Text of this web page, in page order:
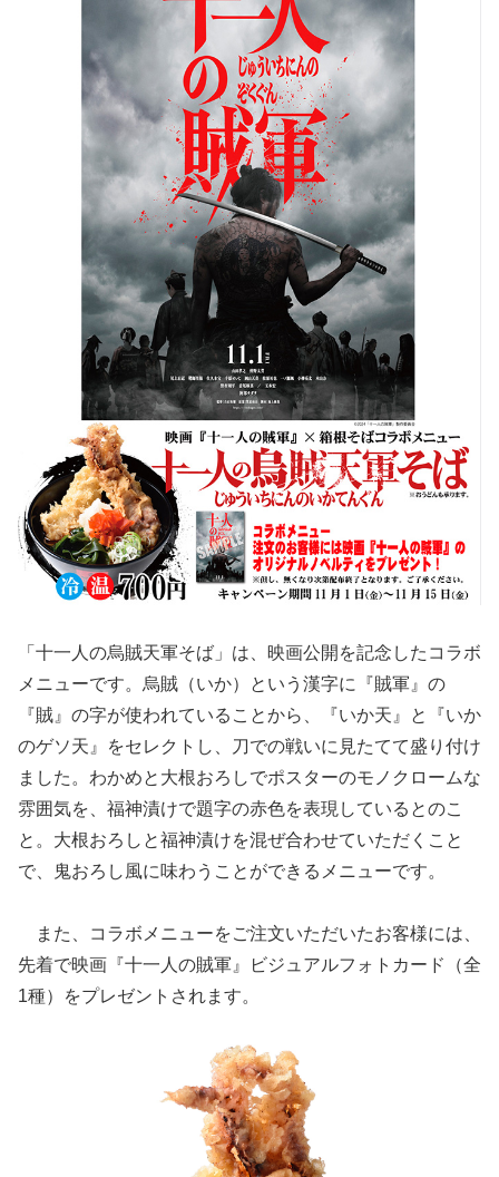
「十一人の烏賊天軍そば」は、映画公開を記念したコラボ
メニューです。烏賊（いか）という漢字に『賊軍』の
『賊』の字が使われていることから、『いか天』と『いか
のゲソ天』をセレクトし、刀での戦いに見たてて盛り付け
ました。わかめと大根おろしでポスターのモノクロームな
雰囲気を、福神漬けで題字の赤色を表現しているとのこ
と。大根おろしと福神漬けを混ぜ合わせていただくこと
で、鬼おろし風に味わうことができるメニューです。
また、コラボメニューをご注文いただいたお客様には、
先着で映画『十一人の賊軍』ビジュアルフォトカード（全
1種）をプレゼントされます。